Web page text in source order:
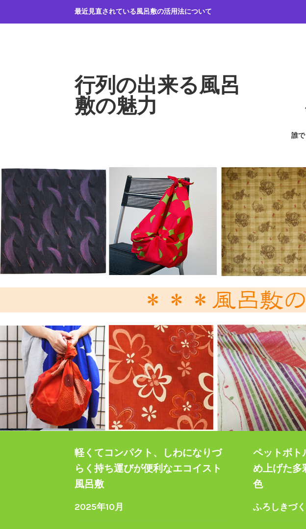
最近見直されている風呂敷の活用法について
行列の出来る風呂
敷の魅力
誰
軽くてコンパクト、しわになりづ
らく持ち運びが便利なエコイスト
風呂敷
2025年10月
ペットボト
め上げた多
色
ふろしきづ